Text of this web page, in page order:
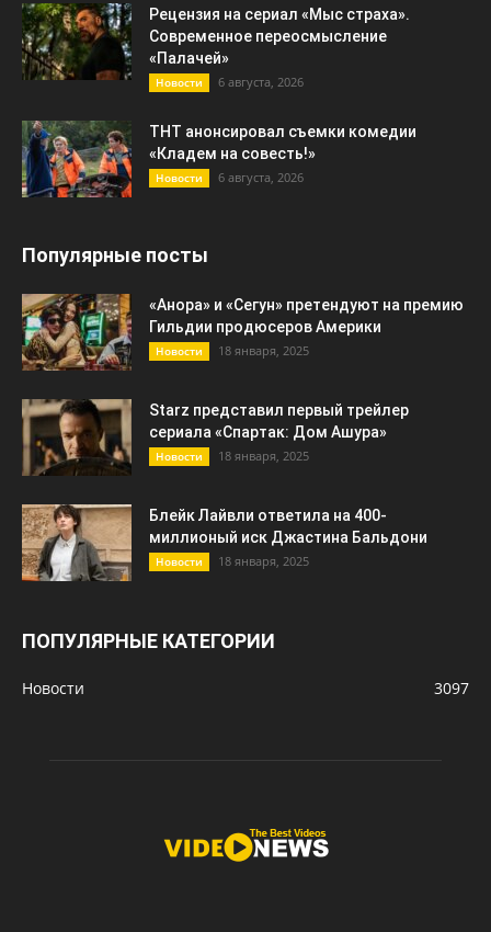
Рецензия на сериал «Мыс страха».
Современное переосмысление
«Палачей»
Новости 6 августа, 2026
ТНТ анонсировал съемки комедии
«Кладем на совесть!»
Новости 6 августа, 2026
Популярные посты
«Анора» и «Сегун» претендуют на премию
Гильдии продюсеров Америки
Новости 18 января, 2025
Starz представил первый трейлер
сериала «Спартак: Дом Ашура»
Новости 18 января, 2025
Блейк Лайвли ответила на 400-
миллионый иск Джастина Бальдони
Новости 18 января, 2025
ПОПУЛЯРНЫЕ КАТЕГОРИИ
Новости 3097